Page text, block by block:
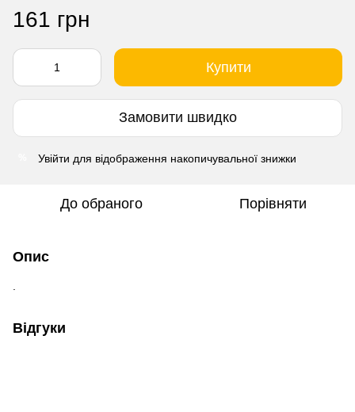
161 грн
Купити
Замовити швидко
Увійти для відображення накопичувальної знижки
До обраного Порівняти
Опис
Відгуки